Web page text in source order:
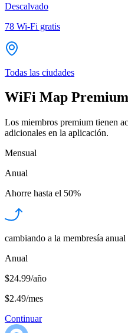
Descalvado
78 Wi-Fi gratis
Todas las ciudades
WiFi Map Premium
Los miembros premium tienen
adicionales en la aplicación.
Mensual
Anual
Ahorre hasta el 50%
cambiando a la membresía anual
Anual
$24.99/año
$2.49/mes
Continuar